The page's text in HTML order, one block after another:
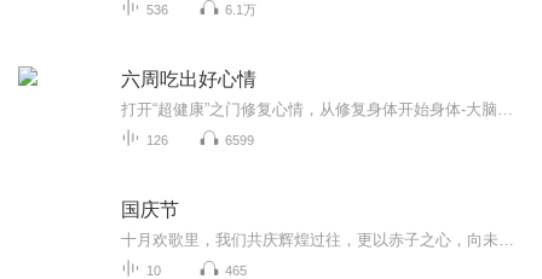
536 6.1万
六周吃出好心情
126 6599
国庆节
10 465